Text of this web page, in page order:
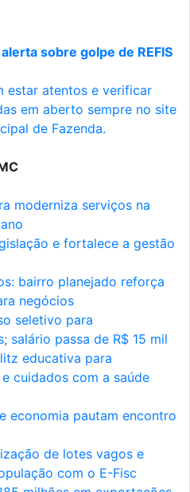
sobre golpe de REFIS
estar atentos e verificar
em aberto sempre no site
de Fazenda.
moderniza serviços na
e fortalece a gestão
bairro planejado reforça
negócios
seletivo para
salário passa de R$ 15 mil
educativa para
cuidados com a saúde
economia pautam encontro
de lotes vagos e
com o E-Fisc